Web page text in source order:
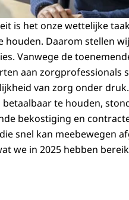
is het onze wettelijke
houden. Daarom stellen
Vanwege de
aan zorgprofessionals
van zorg onder
te houden,
bekostiging en
snel kan meebewegen
we in 2025 hebben